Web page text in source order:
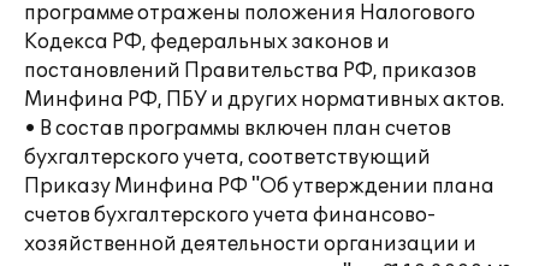
программе отражены положения Налогового
Кодекса РФ, федеральных законов и
постановлений Правительства РФ, приказов
Минфина РФ, ПБУ и других нормативных актов.
• В состав программы включен план счетов
бухгалтерского учета, соответствующий
Приказу Минфина РФ "Об утверждении плана
счетов бухгалтерского учета финансово-
хозяйственной деятельности организации и